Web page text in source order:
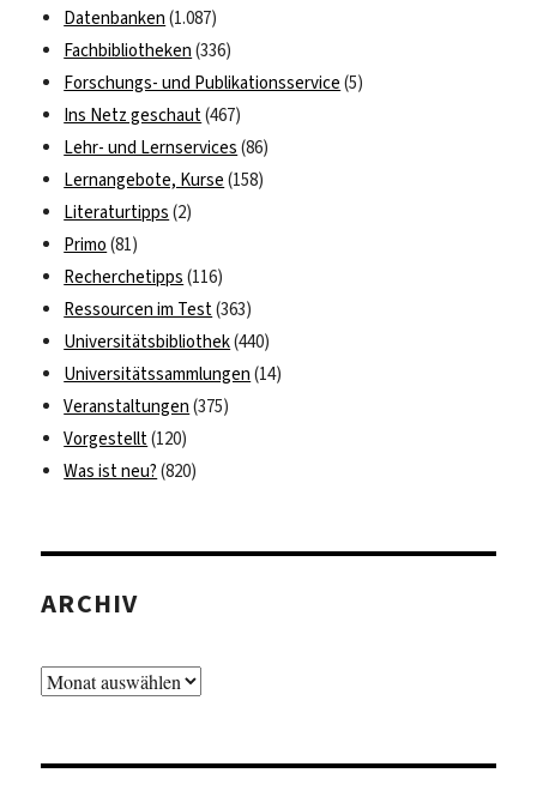
Datenbanken (1.087)
Fachbibliotheken (336)
Forschungs- und Publikationsservice (5)
Ins Netz geschaut(467)
Lehr- und Lernservices (86)
Lernangebote, Kurse (158)
Literaturtipps (2)
Primo (81)
Recherchetipps (116)
Ressourcen im Test(363)
Universitätsbibliothek(440)
Universitätssammlungen (14)
Veranstaltungen (375)
Vorgestellt(120)
Was ist neu? (820)
ARCHIV
Archiv